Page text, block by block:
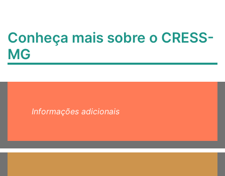
Conheça mais sobre o CRESS-
MG
Informações adicionais